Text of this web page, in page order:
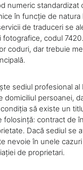
numeric standardizat
în funcție de natura
de traduceri se
fotografice, codul
coduri, dar trebuie
sediul profesional al
domiciliul persoanei,
să existe un
folosință: contract de
Dacă sediul se
nevoie în unele
de proprietari.